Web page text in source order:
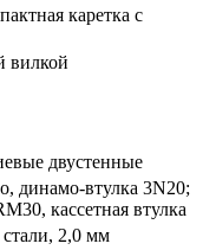
каретка с
вилкой
двустенные
динамо-втулка 3N20;
кассетная втулка
2,0 мм